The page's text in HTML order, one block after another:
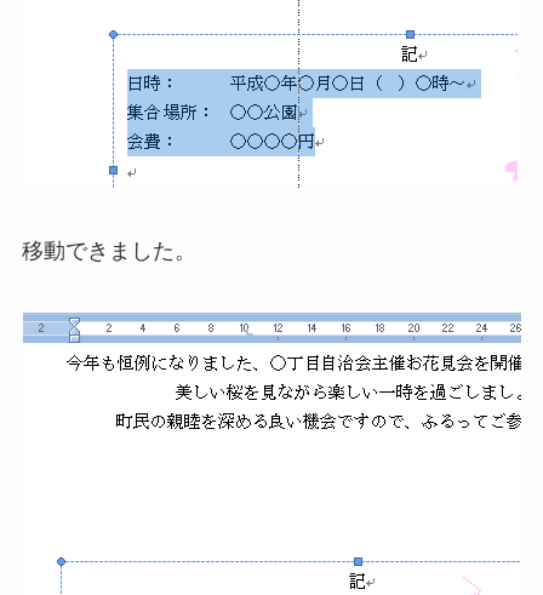
移動できました。